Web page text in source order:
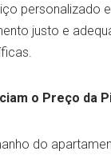
personalizado
justo e
o Preço da
do